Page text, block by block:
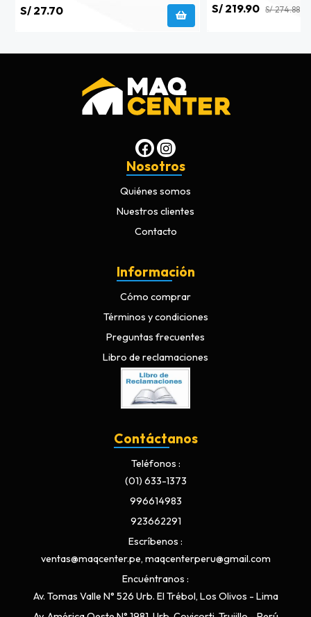
S/ 27.70
S/ 219.90 S/ 274.88
Nosotros
Quiénes somos
Nuestros clientes
Contacto
Información
Cómo comprar
Términos y condiciones
Preguntas frecuentes
Libro de reclamaciones
Contáctanos
Teléfonos
(01) 633-1373
996614983
923662291
Escríbenos
ventas@maqcenter.pe, maqcenterperu@gmail.com
Encuéntranos
Av. Tomas Valle N° 526 Urb. El Trébol, Los Olivos - Lima